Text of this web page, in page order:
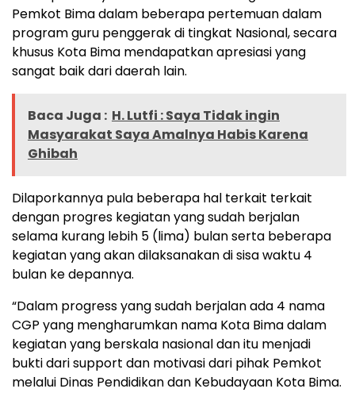
Pemkot Bima dalam beberapa pertemuan dalam
program guru penggerak di tingkat Nasional, secara
khusus Kota Bima mendapatkan apresiasi yang
sangat baik dari daerah lain.
Baca Juga : H. Lutfi : Saya Tidak ingin
Masyarakat Saya Amalnya Habis Karena
Ghibah
Dilaporkannya pula beberapa hal terkait terkait
dengan progres kegiatan yang sudah berjalan
selama kurang lebih 5 (lima) bulan serta beberapa
kegiatan yang akan dilaksanakan di sisa waktu 4
bulan ke depannya.
“Dalam progress yang sudah berjalan ada 4 nama
CGP yang mengharumkan nama Kota Bima dalam
kegiatan yang berskala nasional dan itu menjadi
bukti dari support dan motivasi dari pihak Pemkot
melalui Dinas Pendidikan dan Kebudayaan Kota Bima.